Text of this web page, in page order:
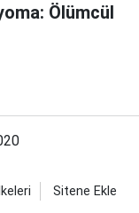
Ölümcül
Sitene Ekle